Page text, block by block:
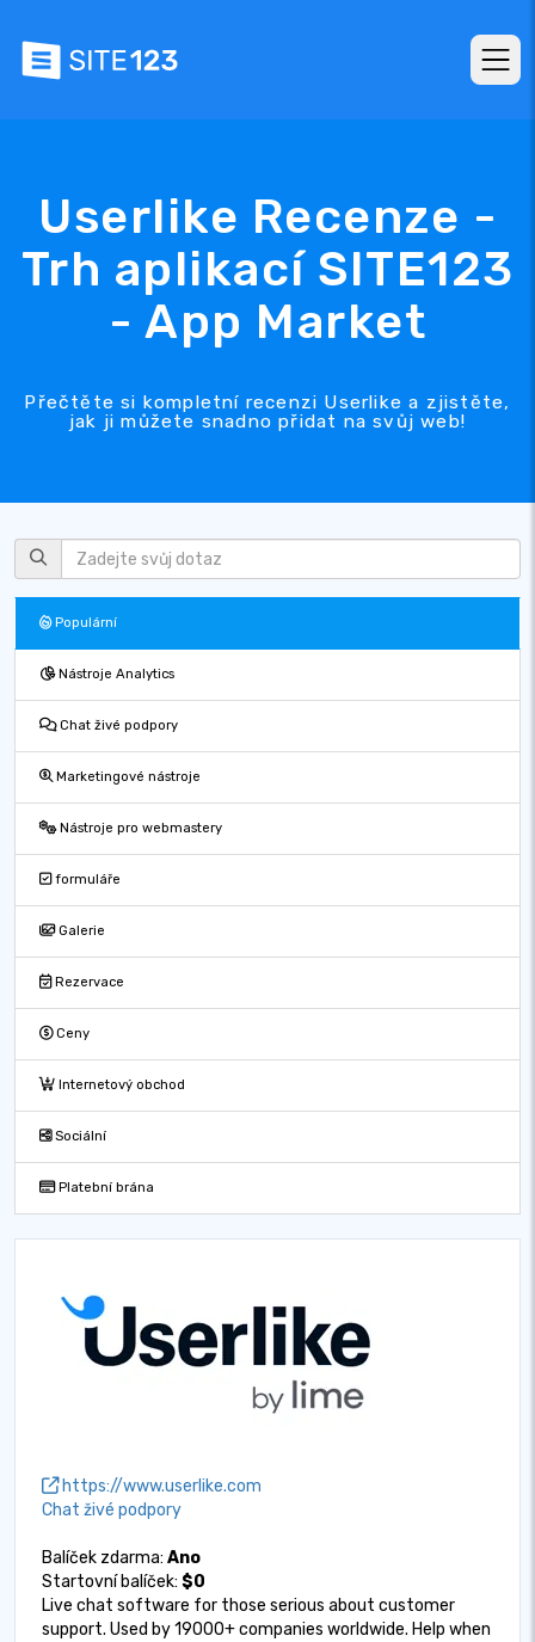
Userlike Recenze -
Trh aplikací SITE123
- App Market
Přečtěte si kompletní recenzi Userlike a zjistěte,
jak ji můžete snadno přidat na svůj web!
Populární
Nástroje Analytics
Chat živé podpory
Marketingové nástroje
Nástroje pro webmastery
formuláře
Galerie
Rezervace
Ceny
Internetový obchod
Sociální
Platební brána
https://www.userlike.com
Chat živé podpory
Balíček zdarma: Ano
Startovní balíček: $0
Live chat software for those serious about customer
support. Used by 19000+ companies worldwide. Help when